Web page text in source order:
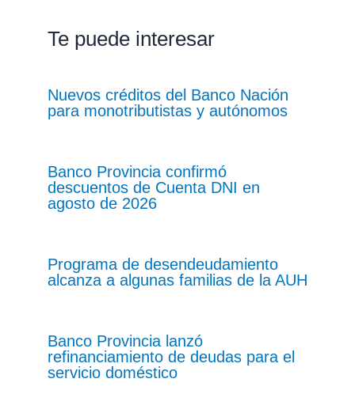
Te puede interesar
Nuevos créditos del Banco Nación
para monotributistas y autónomos
Banco Provincia confirmó
descuentos de Cuenta DNI en
agosto de 2026
Programa de desendeudamiento
alcanza a algunas familias de la AUH
Banco Provincia lanzó
refinanciamiento de deudas para el
servicio doméstico